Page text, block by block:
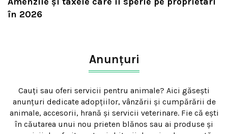
în 2026
Anunțuri
Cauți sau oferi servicii pentru animale? Aici găsești
anunțuri dedicate adopțiilor, vânzării și cumpărării de
animale, accesorii, hrană și servicii veterinare. Fie că ești
în căutarea unui nou prieten blănos sau ai produse și